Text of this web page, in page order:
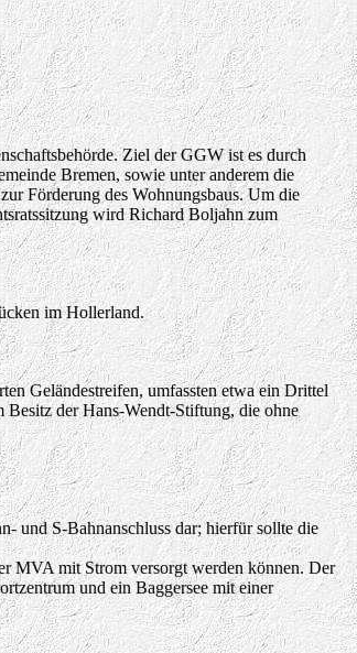
Ziel der GGW ist es durch
Bremen, sowie unter anderem die
Förderung des Wohnungsbaus. Um die
wird Richard Boljahn zum
im Hollerland.
Geländestreifen, umfassten etwa ein Drittel
der Hans-Wendt-Stiftung, die ohne
und S-Bahnanschluss dar; hierfür sollte die
MVA mit Strom versorgt werden können. Der
und ein Baggersee mit einer